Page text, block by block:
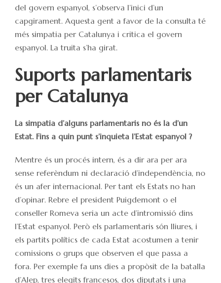
del govern espanyol, s’observa l’inici d’un
capgirament. Aquesta gent a favor de la consulta té
més simpatia per Catalunya i critica el govern
espanyol. La truita s’ha girat.
Suports parlamentaris
per Catalunya
La simpatia d’alguns parlamentaris no és la d’un
Estat. Fins a quin punt s’inquieta l’Estat espanyol ?
Mentre és un procés intern, és a dir ara per ara
sense referèndum ni declaració d’independència, no
és un afer internacional. Per tant els Estats no han
d’opinar. Rebre el president Puigdemont o el
conseller Romeva seria un acte d’intromissió dins
l’Estat espanyol. Però els parlamentaris són lliures, i
els partits polítics de cada Estat acostumen a tenir
comissions o grups que observen el que passa a
fora. Per exemple fa uns dies a propòsit de la batalla
d’Alep, tres elegits francesos, dos diputats i una